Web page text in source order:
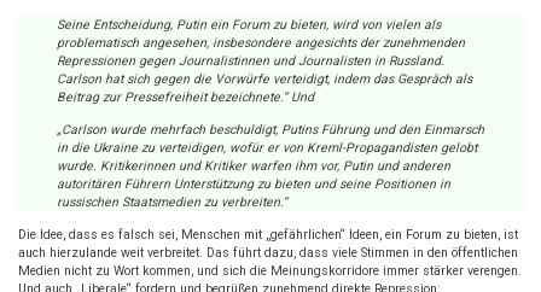
Seine Entscheidung, Putin ein Forum zu bieten, wird von vielen als
problematisch angesehen, insbesondere angesichts der zunehmenden
Repressionen gegen Journalistinnen und Journalisten in Russland.
Carlson hat sich gegen die Vorwürfe verteidigt, indem das Gespräch als
Beitrag zur Pressefreiheit bezeichnete.“ Und
„Carlson wurde mehrfach beschuldigt, Putins Führung und den Einmarsch
in die Ukraine zu verteidigen, wofür er von Kreml-Propagandisten gelobt
wurde. Kritikerinnen und Kritiker warfen ihm vor, Putin und anderen
autoritären Führern Unterstützung zu bieten und seine Positionen in
russischen Staatsmedien zu verbreiten.“
Die Idee, dass es falsch sei, Menschen mit „gefährlichen“ Ideen, ein Forum zu bieten, ist
auch hierzulande weit verbreitet. Das führt dazu, dass viele Stimmen in den öffentlichen
Medien nicht zu Wort kommen, und sich die Meinungskorridore immer stärker verengen.